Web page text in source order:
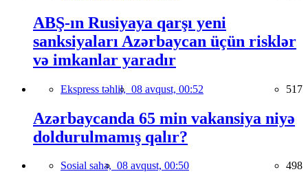
ABŞ-ın Rusiyaya qarşı yeni
sanksiyaları Azərbaycan üçün risklər
və imkanlar yaradır
Ekspress təhlil, 08 avqust, 00:52 517
Azərbaycanda 65 min vakansiya niyə
doldurulmamış qalır?
Sosial sahə, 08 avqust, 00:50 498